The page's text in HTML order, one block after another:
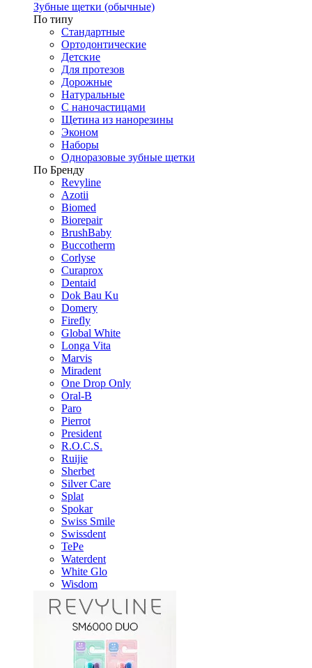
Зубные щетки (обычные)
По типу
Стандартные
Ортодонтические
Детские
Для протезов
Дорожные
Натуральные
С наночастицами
Щетина из нанорезины
Эконом
Наборы
Одноразовые зубные щетки
По Бренду
Revyline
Azotii
Biomed
Biorepair
BrushBaby
Buccotherm
Corlyse
Curaprox
Dentaid
Dok Bau Ku
Domery
Firefly
Global White
Longa Vita
Marvis
Miradent
One Drop Only
Oral-B
Paro
Pierrot
President
R.O.C.S.
Ruijie
Sherbet
Silver Care
Splat
Spokar
Swiss Smile
Swissdent
TePe
Waterdent
White Glo
Wisdom